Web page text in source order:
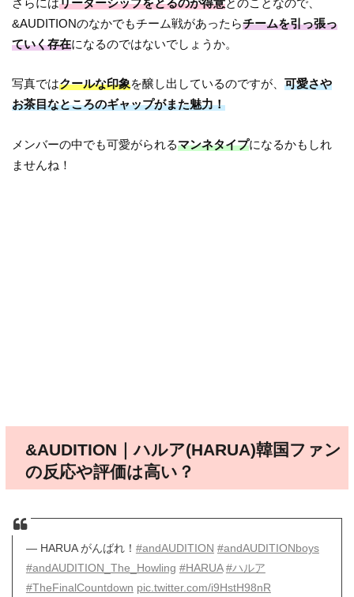
さらにはリーダーシップをとるのが得意とのことなので、
&AUDITIONのなかでもチーム戦があったらチームを引っ張っ
ていく存在になるのではないでしょうか。
写真ではクールな印象を醸し出しているのですが、可愛さや
お茶目なところのギャップがまた魅力！
メンバーの中でも可愛がられるマンネタイプになるかもしれ
ませんね！
&AUDITION｜ハルア(HARUA)韓国ファン
の反応や評価は高い？
— HARUA がんばれ！ #andAUDITION #andAUDITIONboys
#andAUDITION_The_Howling #HARUA #ハルア
#TheFinalCountdown pic.twitter.com/i9HstH98nR